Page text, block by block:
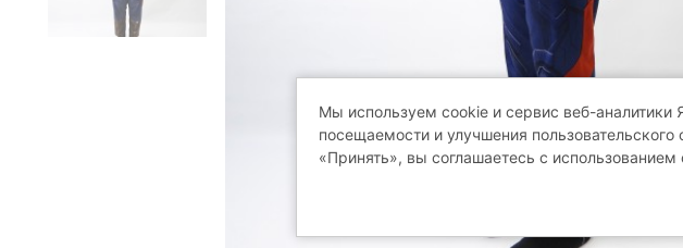
Мы используем cookie и сервис веб-аналитики
посещаемости и улучшения
«Принять», вы соглашаетесь с